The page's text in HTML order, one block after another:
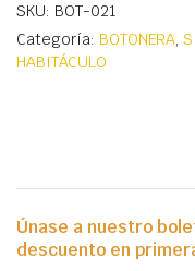
SKU: BOT-021
Categoría: BOTONERA,
HABITÁCULO
Únase a nuestro
descuento en